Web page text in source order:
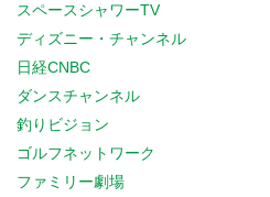
スペースシャワーTV
ディズニー・チャンネル
日経CNBC
ダンスチャンネル
釣りビジョン
ゴルフネットワーク
ファミリー劇場